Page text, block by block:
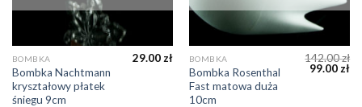
BOMBKA
Bombka Nachtmann
kryształowy płatek
śniegu 9cm
29.00zł BOMBKA
Bombka Rosenthal
Fast matowa duża
10cm
142.00zł
99.00zł